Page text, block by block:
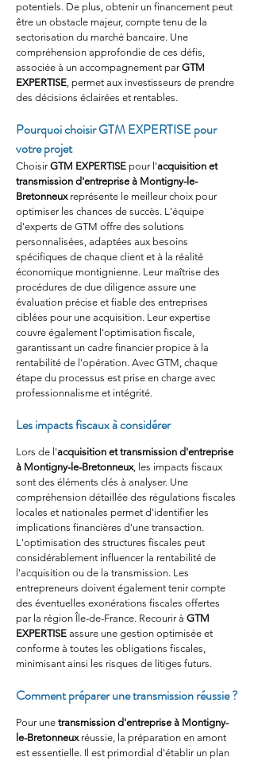
potentiels. De plus, obtenir un financement peut
être un obstacle majeur, compte tenu de la
sectorisation du marché bancaire. Une
compréhension approfondie de ces défis,
associée à un accompagnement par GTM
EXPERTISE, permet aux investisseurs de prendre
des décisions éclairées et rentables.
Pourquoi choisir GTM EXPERTISE pour
votre projet
Choisir GTM EXPERTISE pour l'acquisition et
transmission d'entreprise à Montigny-le-
Bretonneux représente le meilleur choix pour
optimiser les chances de succès. L'équipe
d'experts de GTM offre des solutions
personnalisées, adaptées aux besoins
spécifiques de chaque client et à la réalité
économique montignienne. Leur maîtrise des
procédures de due diligence assure une
évaluation précise et fiable des entreprises
ciblées pour une acquisition. Leur expertise
couvre également l'optimisation fiscale,
garantissant un cadre financier propice à la
rentabilité de l'opération. Avec GTM, chaque
étape du processus est prise en charge avec
professionnalisme et intégrité.
Les impacts fiscaux à considérer
Lors de l'acquisition et transmission d'entreprise
à Montigny-le-Bretonneux, les impacts fiscaux
sont des éléments clés à analyser. Une
compréhension détaillée des régulations fiscales
locales et nationales permet d'identifier les
implications financières d'une transaction.
L'optimisation des structures fiscales peut
considérablement influencer la rentabilité de
l'acquisition ou de la transmission. Les
entrepreneurs doivent également tenir compte
des éventuelles exonérations fiscales offertes
par la région Île-de-France. Recourir à GTM
EXPERTISE assure une gestion optimisée et
conforme à toutes les obligations fiscales,
minimisant ainsi les risques de litiges futurs.
Comment préparer une transmission réussie ?
Pour une transmission d'entreprise à Montigny-
le-Bretonneux réussie, la préparation en amont
est essentielle. Il est primordial d'établir un plan